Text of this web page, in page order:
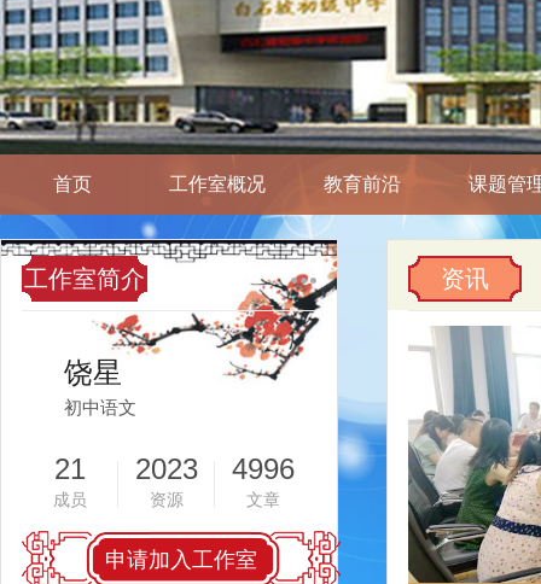
首页 工作室概况 教育前沿 课题管
工作室简介
饶星
初中语文
21
成员
2023
资源
4996
文章
资讯